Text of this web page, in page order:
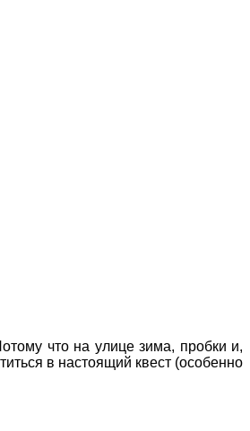
что на улице зима, пробки и,
в настоящий квест (особенно